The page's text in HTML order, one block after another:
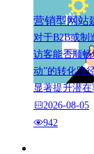
营销型网站
对于B2B或制
访客能否顺
动”的转化路
显著提升潜
2026-08-05
942